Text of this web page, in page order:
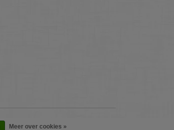
Meer over cookies »